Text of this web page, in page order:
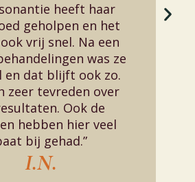
heeft haar
geholpen en het
vrij snel. Na een
was ze
en dat blijft ook zo.
zeer tevreden over
Ook de
hebben hier veel
bij gehad.”
I.N.